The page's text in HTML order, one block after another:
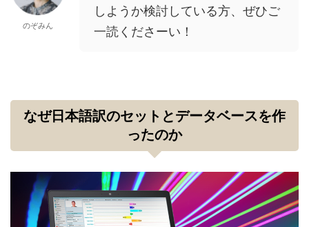
のぞみん
しようか検討している方、ぜひご
一読くださーい！
なぜ日本語訳のセットとデータベースを作
ったのか